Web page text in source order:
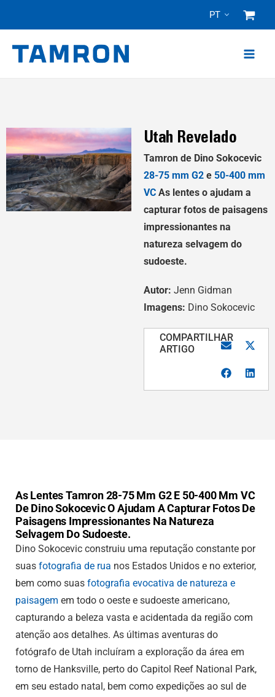
conteúdo
PT
Utah Revelado
Tamron de Dino Sokocevic
28-75 mm G2 e 50-400 mm
VC As lentes o ajudam a
capturar fotos de paisagens
impressionantes na
natureza selvagem do
sudoeste.
Autor: Jenn Gidman
Imagens: Dino Sokocevic
COMPARTILHAR
ARTIGO
As Lentes Tamron 28-75 Mm G2 E 50-400 Mm VC
De Dino Sokocevic O Ajudam A Capturar Fotos De
Paisagens Impressionantes Na Natureza
Selvagem Do Sudoeste.
Dino Sokocevic construiu uma reputação constante por
suas fotografia de rua nos Estados Unidos e no exterior,
bem como suas fotografia evocativa de natureza e
paisagem em todo o oeste e sudoeste americano,
capturando a beleza vasta e acidentada da região com
atenção aos detalhes. As últimas aventuras do
fotógrafo de Utah incluíram a exploração da área em
torno de Hanksville, perto do Capitol Reef National Park,
em seu estado natal, bem como expedições ao sul de